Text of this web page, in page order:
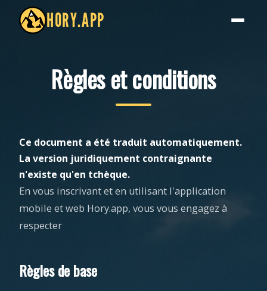
HORY.APP
Règles et conditions
Ce document a été traduit automatiquement.
La version juridiquement contraignante
n'existe qu'en tchèque.
En vous inscrivant et en utilisant l'application
mobile et web Hory.app, vous vous engagez à
respecter
Règles de base